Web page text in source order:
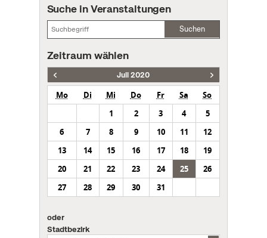
Suche in Veranstaltungen
Suchen
Zeitraum wählen
Juli 2020
Mo Di Mi Do Fr Sa
So
1
2 3 4
5
6
7 8 9 10 11
12
13
14 15 16 17 18
19
20
21 22 23 24 25
26
27
28 29 30 31
oder
Stadtbezirk